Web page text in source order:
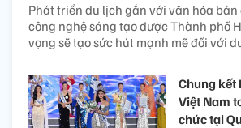
Phát triển du lịch gắn với văn hóa
công nghệ sáng tạo được Thành phố
vọng sẽ tạo sức hút mạnh mẽ đối với
Chung kết
Việt Nam
chức tại